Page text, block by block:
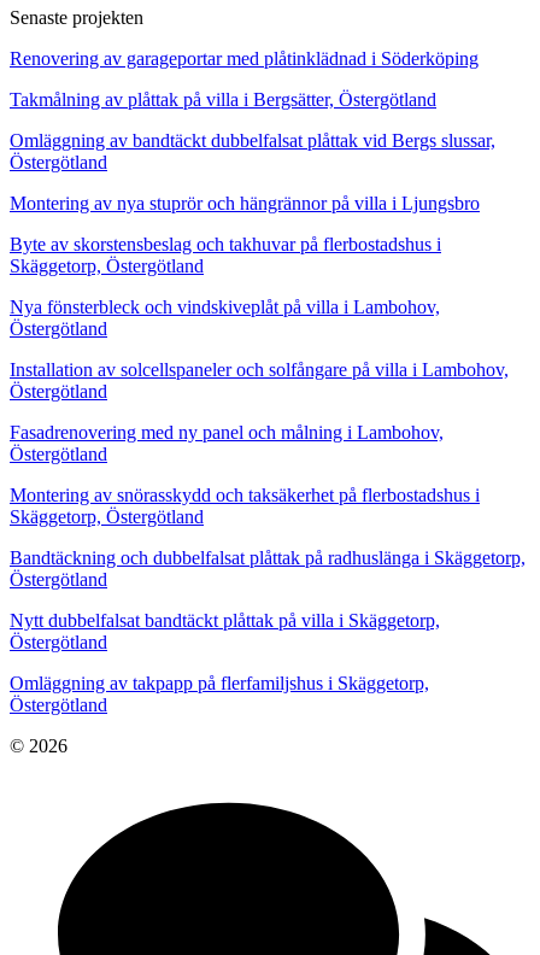
Senaste projekten
Renovering av garageportar med plåtinklädnad i Söderköping
Takmålning av plåttak på villa i Bergsätter, Östergötland
Omläggning av bandtäckt dubbelfalsat plåttak vid Bergs slussar,
Östergötland
Montering av nya stuprör och hängrännor på villa i Ljungsbro
Byte av skorstensbeslag och takhuvar på flerbostadshus i
Skäggetorp, Östergötland
Nya fönsterbleck och vindskiveplåt på villa i Lambohov,
Östergötland
Installation av solcellspaneler och solfångare på villa i Lambohov,
Östergötland
Fasadrenovering med ny panel och målning i Lambohov,
Östergötland
Montering av snörasskydd och taksäkerhet på flerbostadshus i
Skäggetorp, Östergötland
Bandtäckning och dubbelfalsat plåttak på radhuslänga i Skäggetorp,
Östergötland
Nytt dubbelfalsat bandtäckt plåttak på villa i Skäggetorp,
Östergötland
Omläggning av takpapp på flerfamiljshus i Skäggetorp,
Östergötland
© 2026